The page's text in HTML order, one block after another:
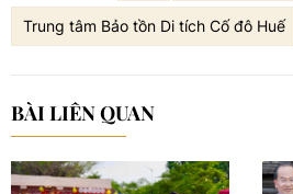
Trung tâm Bảo tồn Di tích Cố đô Huế
BÀI LIÊN QUAN